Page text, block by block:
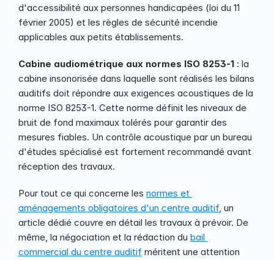
d'accessibilité aux personnes handicapées (loi du 11
février 2005) et les règles de sécurité incendie
applicables aux petits établissements.
Cabine audiométrique aux normes ISO 8253-1 : la
cabine insonorisée dans laquelle sont réalisés les bilans
auditifs doit répondre aux exigences acoustiques de la
norme ISO 8253-1. Cette norme définit les niveaux de
bruit de fond maximaux tolérés pour garantir des
mesures fiables. Un contrôle acoustique par un bureau
d'études spécialisé est fortement recommandé avant
réception des travaux.
Pour tout ce qui concerne les normes et
aménagements obligatoires d'un centre auditif, un
article dédié couvre en détail les travaux à prévoir. De
même, la négociation et la rédaction du bail
commercial du centre auditif méritent une attention